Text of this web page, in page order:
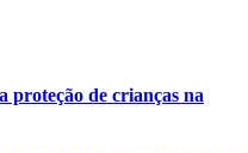
proteção de crianças na